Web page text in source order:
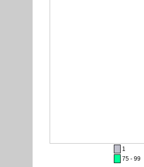
1
75 - 99